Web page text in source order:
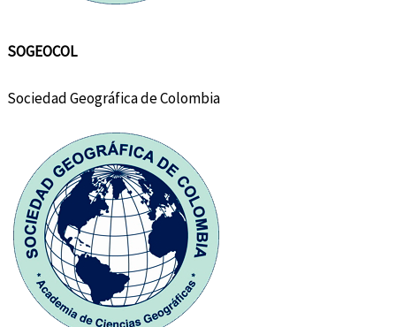
SOGEOCOL
Sociedad Geográfica de Colombia